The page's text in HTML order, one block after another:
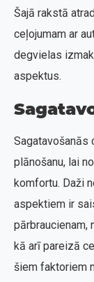
Šajā rakstā
ceļojumam ar
degvielas
aspektus.
Sagatavošanās
plānošanu, lai
komfortu. Daži
aspektiem ir
pārbraucienam,
kā arī pareizā
šiem faktoriem